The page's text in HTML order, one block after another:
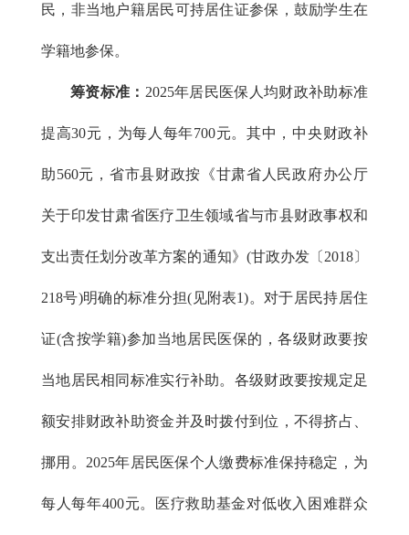
民，非当地户籍居民可持居住证参保，鼓励学生在
学籍地参保。
筹资标准： 2025年居民医保人均财政补助标准
提高30元，为每人每年700元。其中，中央财政补
助560元，省市县财政按《甘肃省人民政府办公厅
关于印发甘肃省医疗卫生领域省与市县财政事权和
支出责任划分改革方案的通知》(甘政办发〔2018〕
218号)明确的标准分担(见附表1)。对于居民持居住
证(含按学籍)参加当地居民医保的，各级财政要按
当地居民相同标准实行补助。各级财政要按规定足
额安排财政补助资金并及时拨付到位，不得挤占、
挪用。 2025年居民医保个人缴费标准保持稳定，为
每人每年400元。 医疗救助基金对低收入困难群众